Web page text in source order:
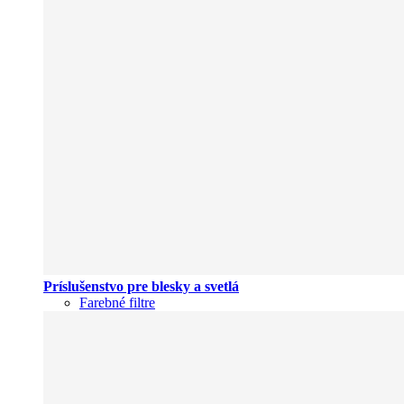
Príslušenstvo pre blesky a svetlá
Farebné filtre